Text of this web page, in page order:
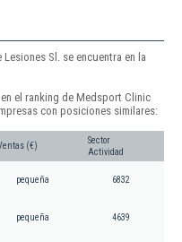
Sl. se encuentra en la
el ranking de Medsport Clinic
con posiciones similares:
(€)
Sector
Actividad
pequeña 6832
pequeña 4639